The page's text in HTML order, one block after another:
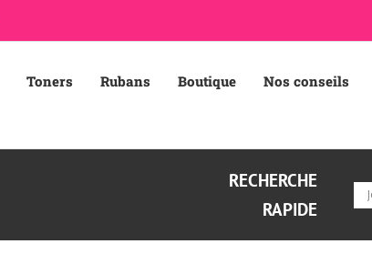
Toners Rubans Boutique Nos conseils
RECHERCHE
RAPIDE